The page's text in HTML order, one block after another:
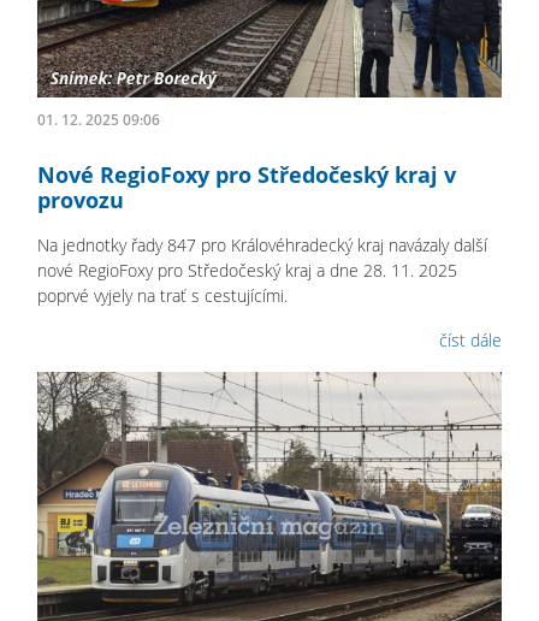
01. 12. 2025 09:06
Nové RegioFoxy pro Středočeský kraj v
provozu
Na jednotky řady 847 pro Královéhradecký kraj navázaly další
nové RegioFoxy pro Středočeský kraj a dne 28. 11. 2025
poprvé vyjely na trať s cestujícími.
číst dále